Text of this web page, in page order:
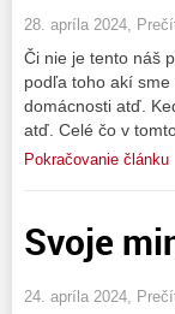
28. apríla 2024,
Či nie je tento náš
podľa toho akí
domácnosti atď.
atď. Celé čo v
Pokračovanie článku
Svoje
24. apríla 2024,